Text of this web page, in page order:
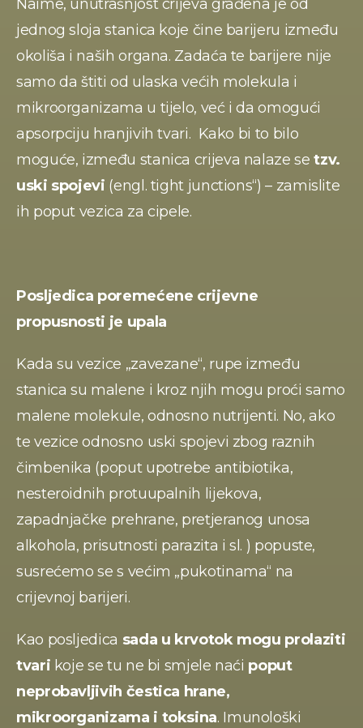
Naime, unutrašnjost crijeva građena je od
jednog sloja stanica koje čine barijeru između
okoliša i naših organa. Zadaća te barijere nije
samo da štiti od ulaska većih molekula i
mikroorganizama u tijelo, već i da omogući
apsorpciju hranjivih tvari.  Kako bi to bilo
moguće, između stanica crijeva nalaze se tzv.
uski spojevi (engl. tight junctions“) – zamislite
ih poput vezica za cipele.
Posljedica poremećene crijevne
propusnosti je upala
Kada su vezice „zavezane“, rupe između
stanica su malene i kroz njih mogu proći samo
malene molekule, odnosno nutrijenti. No, ako
te vezice odnosno uski spojevi zbog raznih
čimbenika (poput upotrebe antibiotika,
nesteroidnih protuupalnih lijekova,
zapadnjačke prehrane, pretjeranog unosa
alkohola, prisutnosti parazita i sl. ) popuste,
susrećemo se s većim „pukotinama“ na
crijevnoj barijeri.
Kao posljedica sada u krvotok mogu prolaziti
tvari koje se tu ne bi smjele naći poput
neprobavljivih čestica hrane,
mikroorganizama i toksina. Imunološki